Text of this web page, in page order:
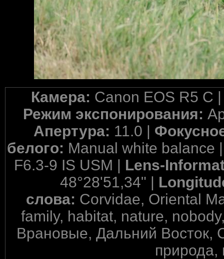
Камера: Canon EOS R5 C
Режим экспонирования:
Апертура: 11.0 |
белого: Manual white balance
F6.3-9 IS USM | Lens-
48°28'51,34" |
слова: Corvidae, Oriental
family, habitat, nature,
Врановые, Дальний Восток,
природа,